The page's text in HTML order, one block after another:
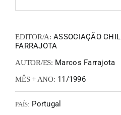
EDITOR/A: ASSOCIAÇÃO
FARRAJOTA
AUTOR/ES: Marcos Farrajota
MÊS + ANO: 11/1996
PAÍS: Portugal